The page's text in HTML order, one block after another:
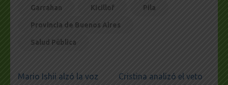
Garrahan Kicillof Pila
Provincia de Buenos Aires
Salud Pública
Navegación
Mario Ishii alzó la voz
Cristina analizó el veto